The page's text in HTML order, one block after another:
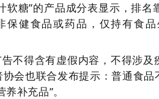
糖”的产品成分表显示，排
健食品或药品，仅持有食
不得含有虚假内容，不得涉
会也联合发布提示：普通食
补充品”。